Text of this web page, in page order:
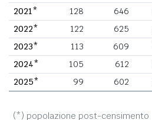
2021*
128 646
2022*
122 625
2023*
113 609
2024*
105 612
2025*
99 602
(*) popolazione post-censimento